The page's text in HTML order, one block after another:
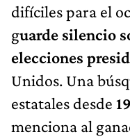
difíciles para el
guarde silencio
elecciones
Unidos. Una
estatales desde
menciona al